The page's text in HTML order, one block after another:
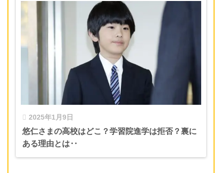
2025年1月9日
悠仁さまの高校はどこ？学習院進学は拒否？裏に
ある理由とは‥